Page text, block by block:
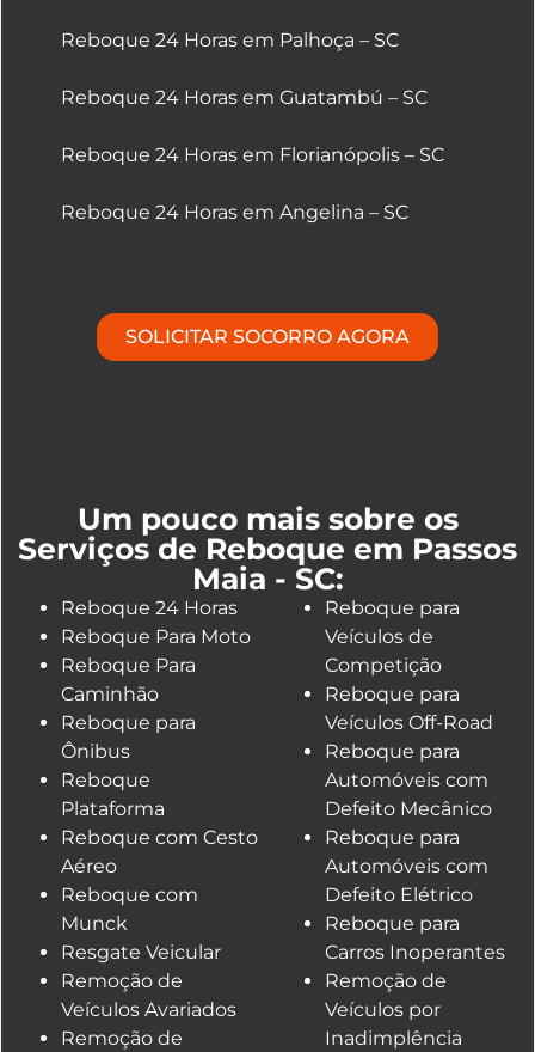
Reboque 24 Horas em Palhoça – SC
Reboque 24 Horas em Guatambú – SC
Reboque 24 Horas em Florianópolis – SC
Reboque 24 Horas em Angelina – SC
SOLICITAR SOCORRO AGORA
Um pouco mais sobre os
Serviços de Reboque em Passos
Maia - SC:
Reboque 24 Horas
Reboque Para Moto
Reboque Para
Caminhão
Reboque para
Ônibus
Reboque
Plataforma
Reboque com Cesto
Aéreo
Reboque com
Munck
Resgate Veicular
Remoção de
Veículos Avariados
Remoção de
Reboque para
Veículos de
Competição
Reboque para
Veículos Off-Road
Reboque para
Automóveis com
Defeito Mecânico
Reboque para
Automóveis com
Defeito Elétrico
Reboque para
Carros Inoperantes
Remoção de
Veículos por
Inadimplência